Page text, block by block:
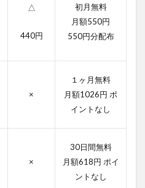
△
440円
初月無料
月額550円
550円分配布
×
１ヶ月無料
月額1026円 ポ
イントなし
×
30日間無料
月額618円 ポイ
ントなし